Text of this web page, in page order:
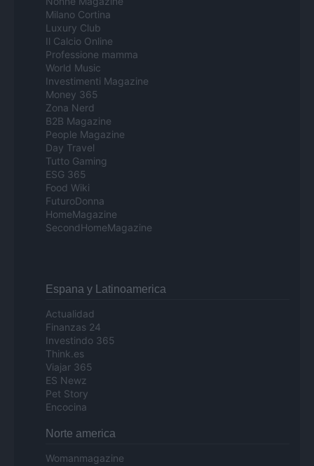
Milano Cortina
Luxury Club
Il Calcio Online
Professione mamma
World Music
Investimenti Magazine
Money 365
Zona Nerd
B2B Magazine
People Magazine
Day Travel
Tutto Gaming
ESG 365
Food Wiki
FuturoDonna
HomeMagazine
SecondHomeMagazine
Espana y Latinoamerica
Actualidad
Finanzas 24
Investindo 365
Think.es
Viajar 365
ES Newz
Pet Story
Encocina
Norte america
Womanmagazine